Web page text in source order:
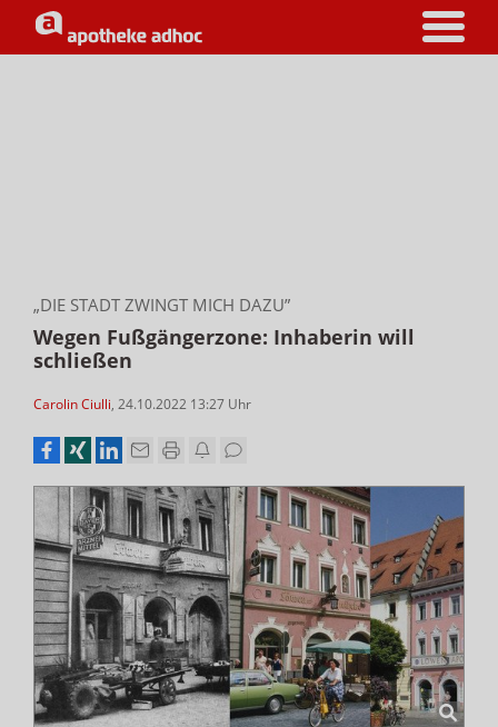
„DIE STADT ZWINGT MICH DAZU”
Wegen Fußgängerzone: Inhaberin will
schließen
Carolin Ciulli, 24.10.2022 13:27 Uhr